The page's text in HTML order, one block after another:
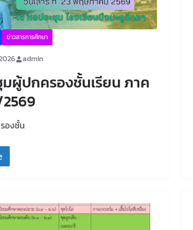
ข่าวสารการศึกษา
admin
มผู้ปกครองชั้นเรียน ภาค
องชั้น